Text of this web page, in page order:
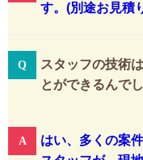
す。(別途お見積
スタッフの技術
とができるんで
はい、多くの案